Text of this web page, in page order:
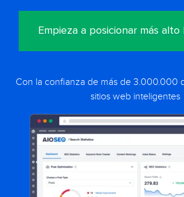
Empieza a posicionar más alto
Con la confianza de más de 3.000.000
sitios web inteligentes